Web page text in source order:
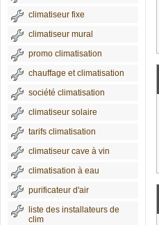
climatiseur fixe
climatiseur mural
promo climatisation
chauffage et climatisation
société climatisation
climatiseur solaire
tarifs climatisation
climatiseur cave à vin
climatisation à eau
purificateur d'air
liste des installateurs de
clim